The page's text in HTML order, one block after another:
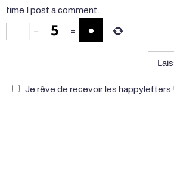
time I post a comment.
− =
Je rêve de recevoir les happyletters !